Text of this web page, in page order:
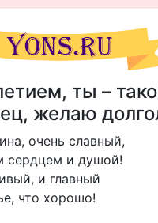
ты –
желаю
очень славный,
сердцем и душой!
и главный
что хорошо!